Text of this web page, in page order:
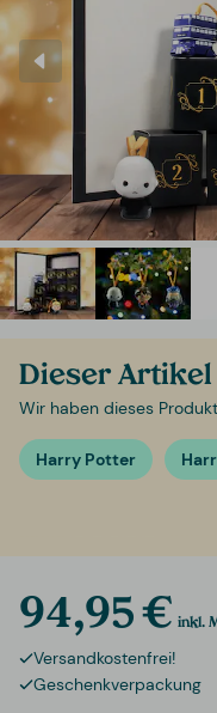
Dieser
Wir haben dieses
Harry Potter
94,95 € inkl.
Versandkostenfrei!
Geschenkverpackung